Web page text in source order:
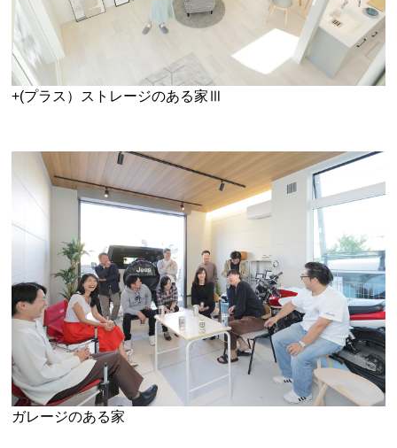
+(プラス）ストレージのある家Ⅲ
ガレージのある家